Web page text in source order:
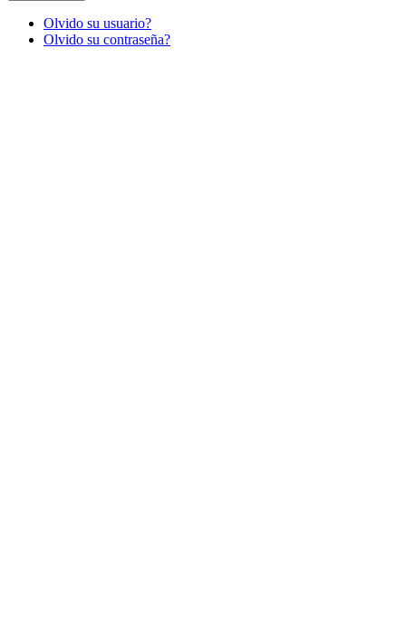
Olvido su usuario?
Olvido su contraseña?